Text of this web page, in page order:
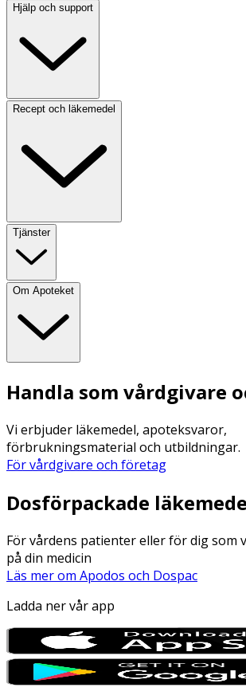
Hjälp och support
Recept och läkemedel
Tjänster
Om Apoteket
Handla som vårdgivare
Vi erbjuder läkemedel, apoteksvaror,
förbrukningsmaterial och utbildningar.
För vårdgivare och företag
Dosförpackade
För vårdens patienter eller för dig som
på din medicin
Läs mer om Apodos och Dospac
Ladda ner vår app